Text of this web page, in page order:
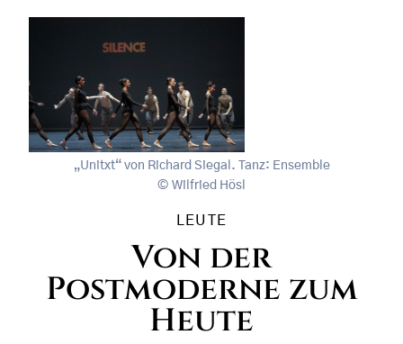
„Unitxt“ von Richard Siegal. Tanz: Ensemble
Wilfried Hösl
LEUTE
Von der
Postmoderne zum
Heute